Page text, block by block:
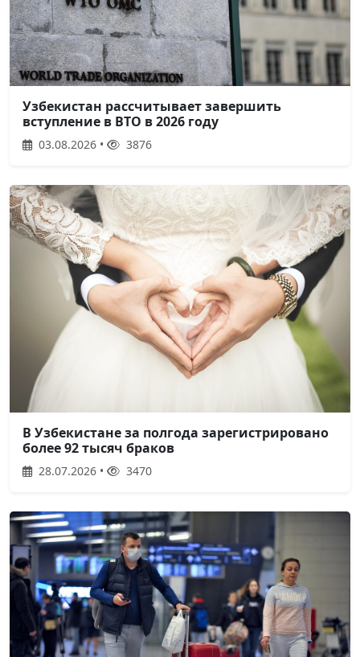
Узбекистан рассчитывает завершить
вступление в ВТО в 2026 году
03.08.2026 • 3876
В Узбекистане за полгода зарегистрировано
более 92 тысяч браков
28.07.2026 • 3470